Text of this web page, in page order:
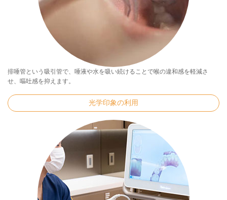
排唾管という吸引管で、唾液や水を吸い続けることで喉の違和感を軽減さ
せ、嘔吐感を抑えます。
光学印象の利用